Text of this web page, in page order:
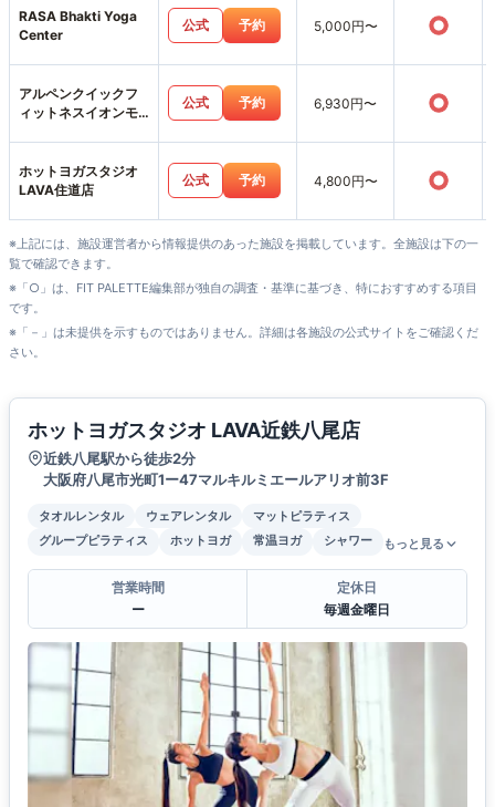
RASA Bhakti Yoga
Center
公式 予約 5,000円〜 ○
アルペンクイックフ
ィットネスイオンモ
公式 予約 6,930円〜 ○
ホットヨガスタジオ
LAVA住道店
公式 予約 4,800円〜 ○
※上記には、施設運営者から情報提供のあった施設を掲載しています。全施設は下の一
覧で確認できます。
※「○」は、FIT PALETTE編集部が独自の調査・基準に基づき、特におすすめする項目
です。
※「－」は未提供を示すものではありません。詳細は各施設の公式サイトをご確認くだ
さい。
ホットヨガスタジオ LAVA近鉄八尾店
近鉄八尾駅から徒歩2分
大阪府八尾市光町1ー47マルキルミエールアリオ前3F
タオルレンタル ウェアレンタル
マットピラティス
グループピラティス
ホットヨガ 常温ヨガ シャワー もっと見る
営業時間
ー
定休日
毎週金曜日